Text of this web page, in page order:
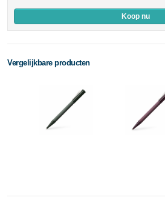
Koop nu
Vergelijkbare producten